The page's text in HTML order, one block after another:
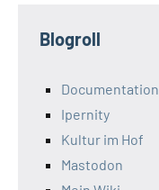
Blogroll
Documentation
Ipernity
Kultur im Hof
Mastodon